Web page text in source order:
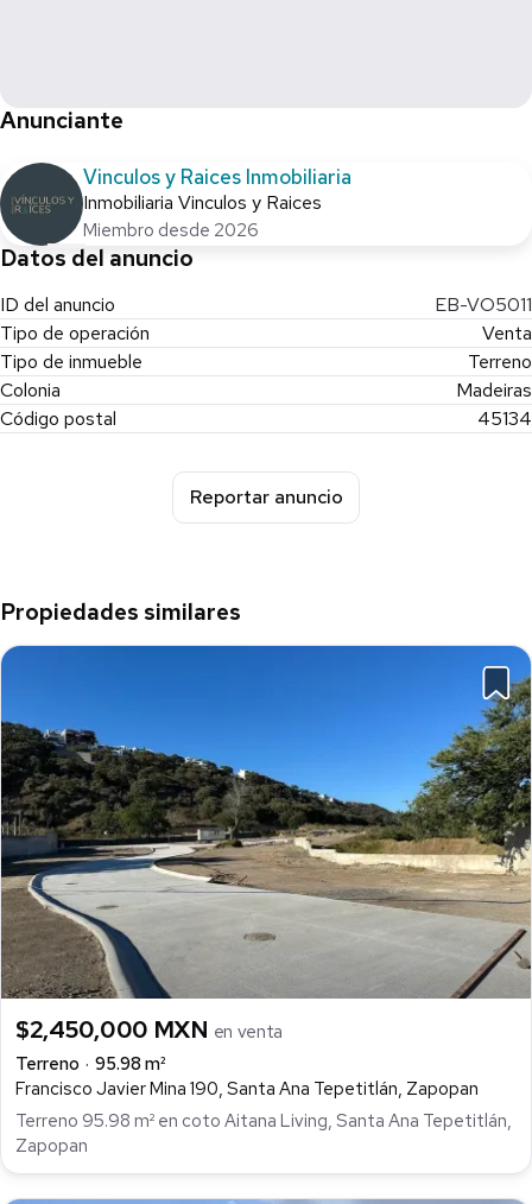
Anunciante
Vinculos y Raices Inmobiliaria
Inmobiliaria Vinculos y Raices
Miembro desde 2026
Datos del anuncio
ID del anuncio
EB-VO5011
Tipo de operación
Venta
Tipo de inmueble
Terreno
Colonia
Madeiras
Código postal
45134
Reportar anuncio
Propiedades similares
$2,450,000 MXN en venta
Terreno
95.98 m²
Francisco Javier Mina 190, Santa Ana Tepetitlán, Zapopan
Terreno 95.98 m² en coto Aitana Living, Santa Ana Tepetitlán,
Zapopan